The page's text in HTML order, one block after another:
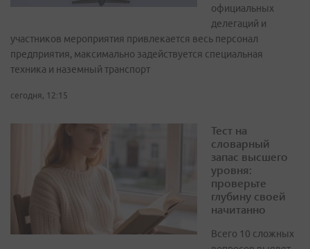
официальных
делегаций и
участников мероприятия привлекается весь персонал
предприятия, максимально задействуется специальная
техника и наземный транспорт
сегодня, 12:15
Тест на
словарный
запас высшего
уровня:
проверьте
глубину своей
начитанно
Всего 10 сложных